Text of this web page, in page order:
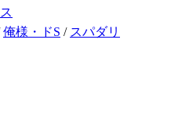
俺様・ドS / スパダリ